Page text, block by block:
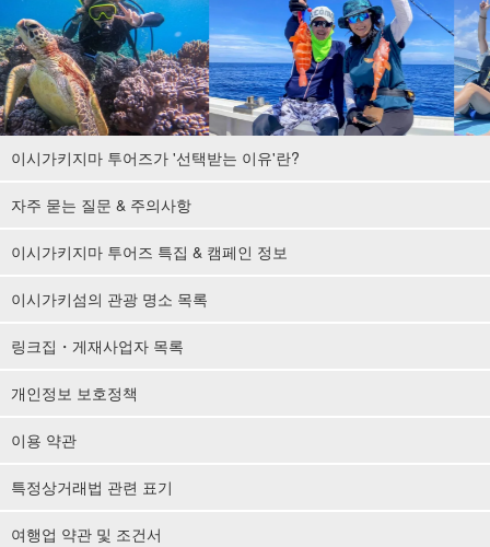
이시가키지마 투어즈가 '선택받는 이유'란?
자주 묻는 질문 & 주의사항
이시가키지마 투어즈 특집 & 캠페인 정보
이시가키섬의 관광 명소 목록
링크집・게재사업자 목록
개인정보 보호정책
이용 약관
특정상거래법 관련 표기
여행업 약관 및 조건서